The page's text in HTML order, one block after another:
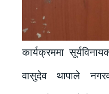
कार्यक्रममा
वासुदेव थापाले